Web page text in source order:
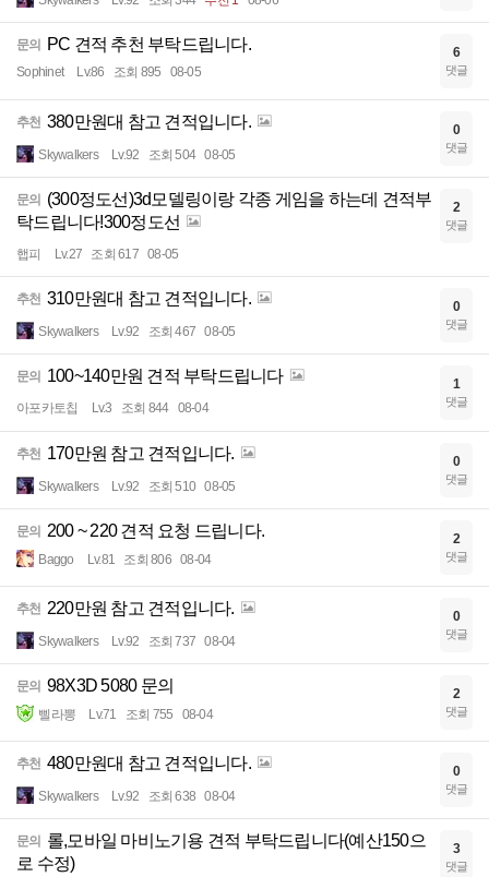
문의 PC 견적 추천 부탁드립니다.
Sophinet Lv.86 조회 895 08-05
6
댓글
추천 380만원대 참고 견적입니다.
Skywalkers Lv.92 조회 504 08-05
0
댓글
문의 (300정도선)3d모델링이랑 각종 게임을 하는데 견적부
탁드립니다!300정도선
햅피 Lv.27 조회 617 08-05
2
댓글
추천 310만원대 참고 견적입니다.
Skywalkers Lv.92 조회 467 08-05
0
댓글
문의 100~140만원 견적 부탁드립니다
아포카토칩 Lv.3 조회 844 08-04
1
댓글
추천 170만원 참고 견적입니다.
Skywalkers Lv.92 조회 510 08-05
0
댓글
문의 200 ~ 220 견적 요청 드립니다.
Baggo Lv.81 조회 806 08-04
2
댓글
추천 220만원 참고 견적입니다.
Skywalkers Lv.92 조회 737 08-04
0
댓글
문의 98X3D 5080 문의
삘라뽕 Lv.71 조회 755 08-04
2
댓글
추천 480만원대 참고 견적입니다.
Skywalkers Lv.92 조회 638 08-04
0
댓글
문의 롤,모바일 마비노기용 견적 부탁드립니다(예산150으
로 수정)
3
댓글